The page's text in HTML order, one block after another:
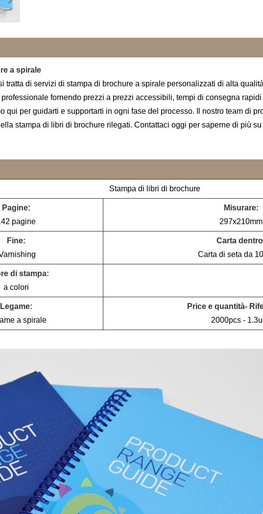
a spirale
di servizi di stampa di brochure a spirale personalizzati di alta
fornendo prezzi a prezzi accessibili, tempi di consegna
qui per guidarti e supportarti in ogni fase del processo. Il nostro team di
stampa di libri di brochure rilegati. Contattaci oggi per saperne di più
Stampa di libri di brochure
Pagine:
pagine
Misurare:
297x210mm
Fine:
Carta
Carta di seta da
di stampa:
a colori
Legame:
a spirale
Price e quantità-
2000pcs -